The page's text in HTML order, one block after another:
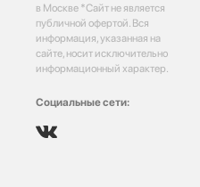
в Москве *Сайт не является
публичной офертой. Вся
информация, указанная на
сайте, носит исключительно
информационный характер.
Социальные сети: